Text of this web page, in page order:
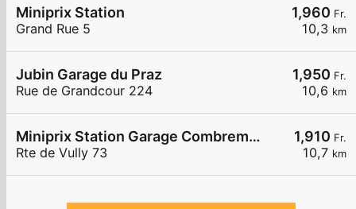
1,960 Fr.
10,3 km
Miniprix Station
Grand Rue 5
1,950 Fr.
10,6 km
Jubin Garage du Praz
Rue de Grandcour 224
1,910 Fr.
10,7 km
Miniprix Station Garage Combremont
Rte de Vully 73